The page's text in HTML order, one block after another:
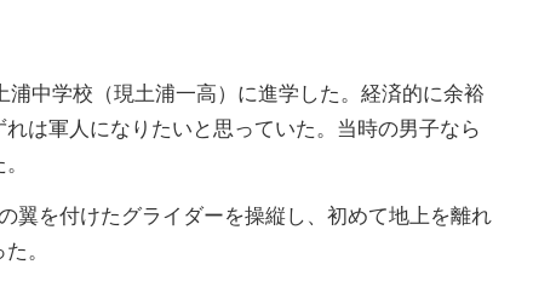
中学校（現土浦一高）に進学した。経済的に余裕
は軍人になりたいと思っていた。当時の男子なら
を付けたグライダーを操縦し、初めて地上を離れ
。